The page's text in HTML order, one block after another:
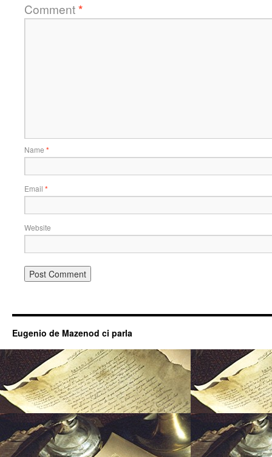
Comment*
Name *
Email *
Website
Eugenio de Mazenod ci parla